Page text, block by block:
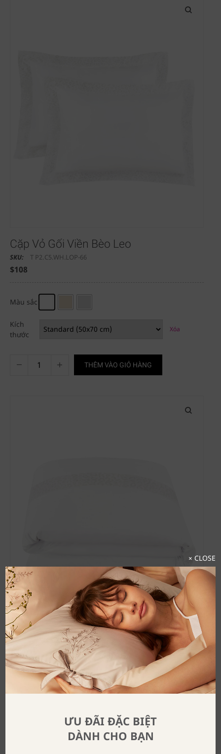
Cặp Vỏ Gối Viền Bèo Leo
SKU: T P2.C5.WH.LOP-66
$108
Màu sắc
Kích
thước
Xóa
THÊM VÀO GIỎ HÀNG
Vỏ Chăn Leo
SKU: T DC.C5.WH.LOP-11
$373
ƯU ĐÃI ĐẶC BIỆT
DÀNH CHO BẠN
× CLOSE